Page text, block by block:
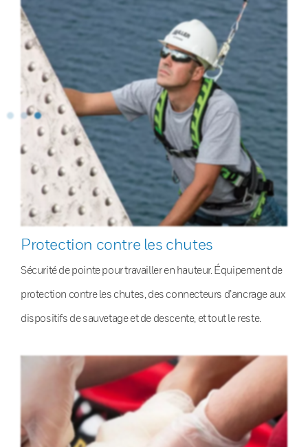
Protection contre les chutes
Sécurité de pointe pour travailler en hauteur. Équipement de
protection contre les chutes, des connecteurs d’ancrage aux
dispositifs de sauvetage et de descente, et tout le reste.